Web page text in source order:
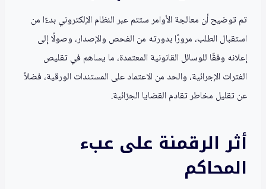
تم توضيح أن معالجة الأوامر ستتم عبر النظام الإلكتروني بدءًا من
استقبال الطلب، مرورًا بدورته من الفحص والإصدار، وصولًا إلى
إعلانه وفقًا للوسائل القانونية المعتمدة، ما يساهم في تقليص
الفترات الإجرائية، والحد من الاعتماد على المستندات الورقية، فضلاً
عن تقليل مخاطر تقادم القضايا الجزائية.
أثر الرقمنة على عبء
المحاكم